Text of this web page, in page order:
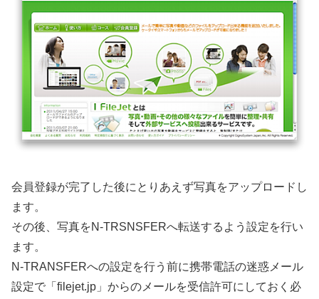
会員登録が完了した後にとりあえず写真をアップロードし
ます。
その後、写真をN-TRSNSFERへ転送するよう設定を行い
ます。
N-TRANSFERへの設定を行う前に携帯電話の迷惑メール
設定で「filejet.jp」からのメールを受信許可にしておく必